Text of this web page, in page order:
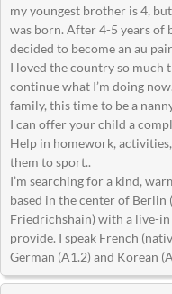
my youngest brother is 4,
was born. After 4-5 years of
decided to become an au
I loved the country so much
continue what I’m doing
family, this time to be a
I can offer your child a
Help in homework,
them to sport..
I’m searching for a kind,
based in the center of
Friedrichshain) with a live-
provide. I speak French
German (A1.2) and Korean